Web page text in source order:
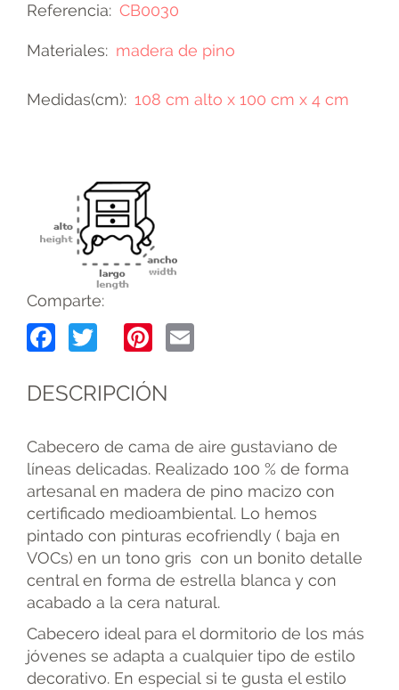
Referencia CB0030
Materiales madera de pino
Medidas(cm) 108 cm alto x 100 cm x 4 cm
Comparte:
Facebook
TwitterPinterest
DESCRIPCIÓN
Cabecero de cama de aire gustaviano de
líneas delicadas. Realizado 100 % de forma
artesanal en madera de pino macizo con
certificado medioambiental. Lo hemos
pintado con pinturas ecofriendly ( baja en
VOCs) en un tono gris con un bonito detalle
central en forma de estrella blanca y con
acabado a la cera natural.
Cabecero ideal para el dormitorio de los más
jóvenes se adapta a cualquier tipo de estilo
decorativo. En especial si te gusta el estilo